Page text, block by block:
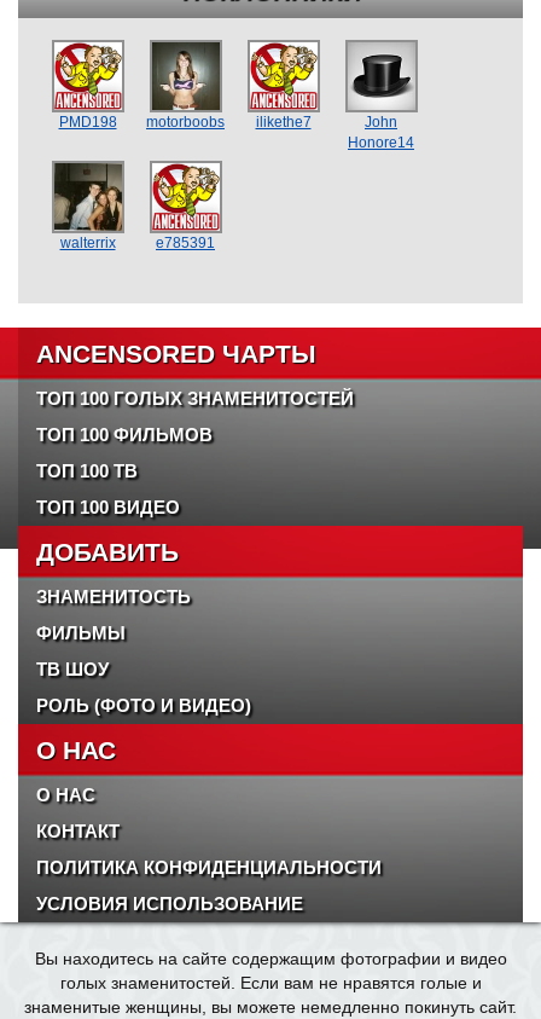
PMD198 motorboobs ilikethe7
John
Honore14
walterrix e785391
ANCENSORED ЧАРТЫ
ТОП 100 ГОЛЫХ ЗНАМЕНИТОСТЕЙ
ТОП 100 ФИЛЬМОВ
ТОП 100 ТВ
ТОП 100 ВИДЕО
ДОБАВИТЬ
ЗНАМЕНИТОСТЬ
ФИЛЬМЫ
ТВ ШОУ
РОЛЬ (ФОТО И ВИДЕО)
О НАС
О НАС
КОНТАКТ
ПОЛИТИКА КОНФИДЕНЦИАЛЬНОСТИ
УСЛОВИЯ ИСПОЛЬЗОВАНИЕ
Вы находитесь на сайте содержащим фотографии и видео
голых знаменитостей. Если вам не нравятся голые и
знаменитые женщины, вы можете немедленно покинуть сайт.